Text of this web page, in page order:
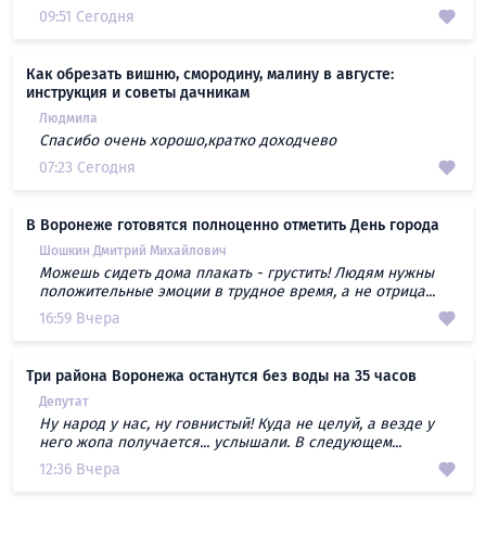
09:51 Сегодня
Как обрезать вишню, смородину, малину в августе:
инструкция и советы дачникам
Людмила
Спасибо очень хорошо,кратко доходчево
07:23 Сегодня
В Воронеже готовятся полноценно отметить День города
Шошкин Дмитрий Михайлович
Можешь сидеть дома плакать - грустить! Людям нужны
положительные эмоции в трудное время, а не отрица...
16:59 Вчера
Три района Воронежа останутся без воды на 35 часов
Депутат
Ну народ у нас, ну говнистый! Куда не целуй, а везде у
него жопа получается... услышали. В следующем...
12:36 Вчера